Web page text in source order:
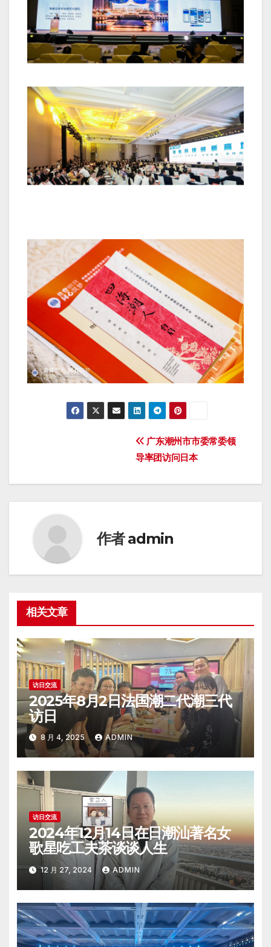
航
​广东潮州市市委常委领
导率团访问日本
作者admin
相关文章
访日交流
2025年8月2日法国潮二代潮三代
访日
8 月 4, 2025 ADMIN
访日交流
2024年12月14日在日潮汕著名女
歌星吃工夫茶谈谈人生
12 月 27, 2024 ADMIN